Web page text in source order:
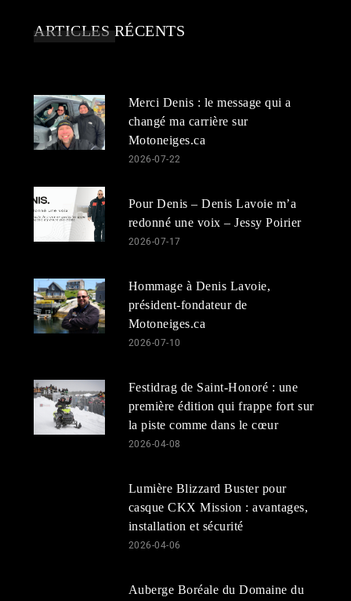
ARTICLES RÉCENTS
Merci Denis : le message qui a
changé ma carrière sur
Motoneiges.ca
2026-07-22
Pour Denis – Denis Lavoie m’a
redonné une voix – Jessy Poirier
2026-07-17
Hommage à Denis Lavoie,
président-fondateur de
Motoneiges.ca
2026-07-10
Festidrag de Saint-Honoré : une
première édition qui frappe fort sur
la piste comme dans le cœur
2026-04-08
Lumière Blizzard Buster pour
casque CKX Mission : avantages,
installation et sécurité
2026-04-06
Auberge Boréale du Domaine du